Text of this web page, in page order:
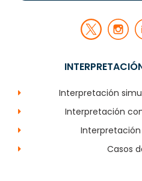
Interpretación
Interpretación
Casos